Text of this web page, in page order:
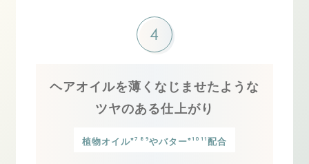
4
ヘアオイルを薄くなじませたような
ツヤのある仕上がり
植物オイル※7 8 9やバター※10 11配合